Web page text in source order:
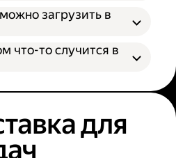
загрузить в
что-то случится в
для